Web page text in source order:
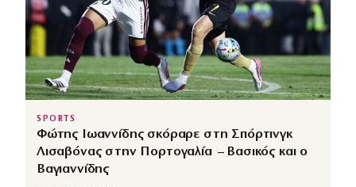
SPORTS
Φώτης Ιωαννίδης σκόραρε στη Σπόρτινγκ
Λισαβόνας στην Πορτογαλία – Βασικός και ο
Βαγιαννίδης